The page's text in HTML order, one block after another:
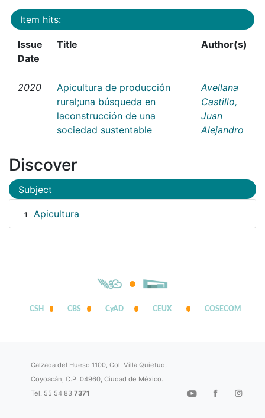
Item hits:
Issue
Date
Title Author(s)
2020
Apicultura de producción
rural;una búsqueda en
laconstrucción de una
sociedad sustentable
Avellana
Castillo,
Juan
Alejandro
Discover
Subject
1 Apicultura
CSH CBS CyAD CEUX COSECOM
Calzada del Hueso 1100, Col. Villa Quietud,
Coyoacán, C.P. 04960, Ciudad de México.
Tel. 55 54 837371